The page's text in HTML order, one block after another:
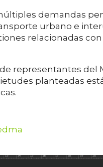
demandas
urbano e
relacionadas
representantes del
planteadas